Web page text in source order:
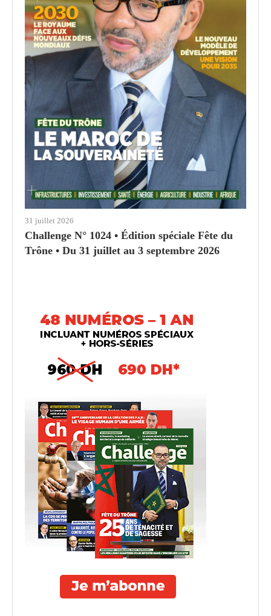
31 juillet 2026
Challenge N° 1024 • Édition spéciale Fête du
Trône • Du 31 juillet au 3 septembre 2026